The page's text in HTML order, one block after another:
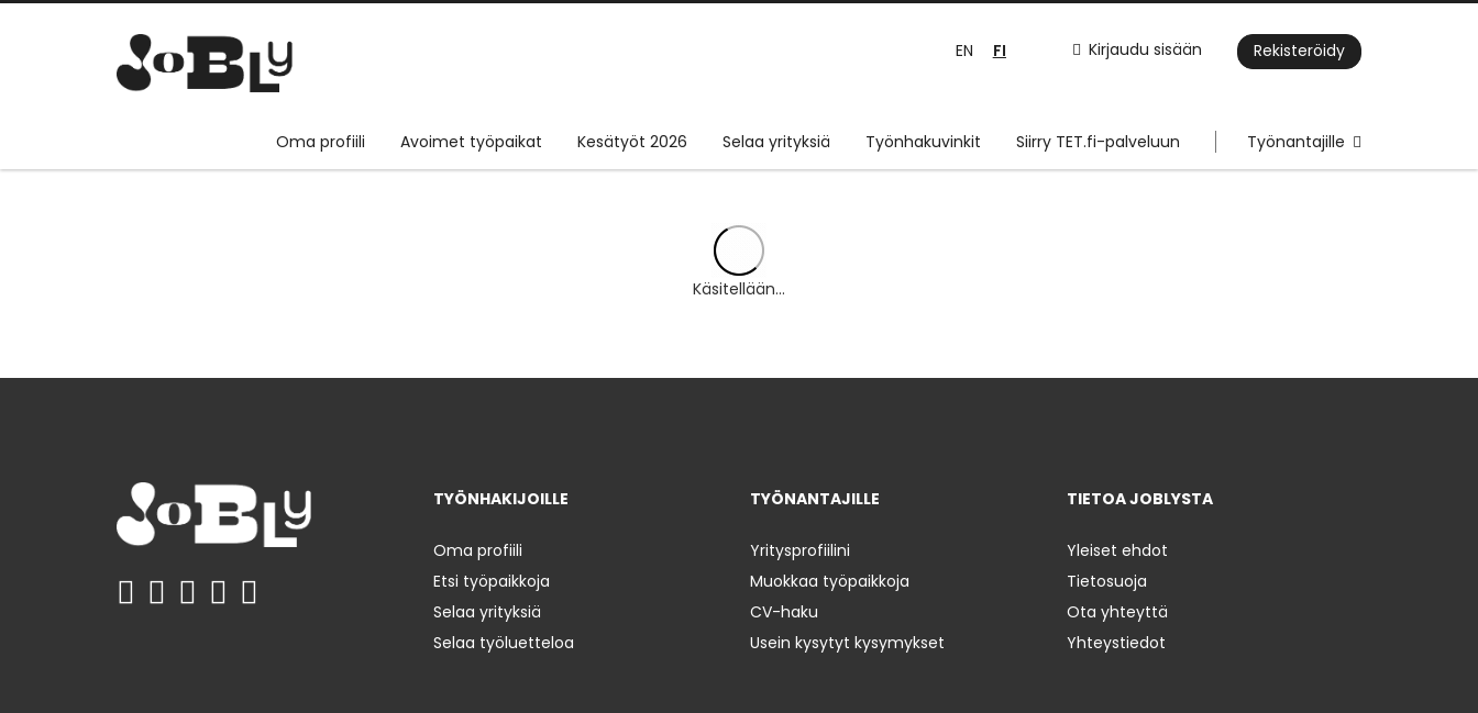
Kirjaudu sisään Rekisteröidy
EN FI
Oma profiili Avoimet työpaikat Kesätyöt 2026 Selaa yrityksiä Työnhakuvinkit Siirry TET.fi-palveluun Työnantajille
Käsitellään...
TYÖNHAKIJOILLE
Oma profiili
Etsi työpaikkoja
Selaa yrityksiä
Selaa työluetteloa
TYÖNANTAJILLE
Yritysprofiilini
Muokkaa työpaikkoja
CV-haku
Usein kysytyt kysymykset
TIETOA JOBLYSTA
Yleiset ehdot
Tietosuoja
Ota yhteyttä
Yhteystiedot